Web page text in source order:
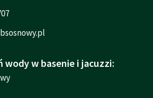
wody w basenie i jacuzzi: